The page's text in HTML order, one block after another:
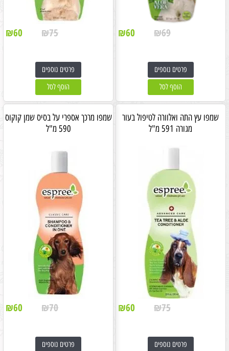
₪69
₪60
פרטים נוספים
הוסף לסל
₪75
₪60
פרטים נוספים
הוסף לסל
שמפו עץ התה ואלוורה לטיפול בעור
מגורה 591 מ"ל
₪75
₪60
פרטים נוספים
שמפו מרכך אספרי על בסיס שמן קוקוס
590 מ"ל
₪70
₪60
פרטים נוספים